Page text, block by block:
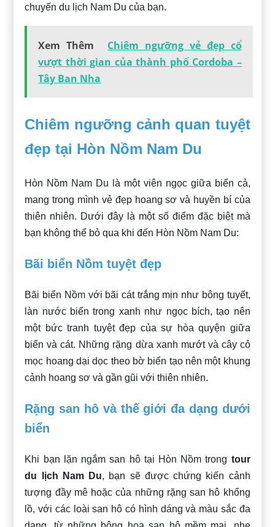
chuyến du lịch Nam Du của bạn.
Xem Thêm
Chiêm ngưỡng vẻ đẹp cổ
vượt thời gian của thành phố Cordoba –
Tây Ban Nha
Chiêm ngưỡng cảnh quan tuyệt
đẹp tại Hòn Nồm Nam Du
Hòn Nồm Nam Du là một viên ngọc giữa biển cả,
mang trong mình vẻ đẹp hoang sơ và huyền bí của
thiên nhiên. Dưới đây là một số điểm đặc biệt mà
bạn không thể bỏ qua khi đến Hòn Nồm Nam Du:
Bãi biển Nồm tuyệt đẹp
Bãi biển Nồm với bãi cát trắng mịn như bông tuyết,
làn nước biển trong xanh như ngọc bích, tạo nên
một bức tranh tuyệt đẹp của sự hòa quyện giữa
biển và cát. Những rặng dừa xanh mướt và cây cỏ
mọc hoang dại dọc theo bờ biển tạo nên một khung
cảnh hoang sơ và gần gũi với thiên nhiên.
Rặng san hô và thế giới đa dạng dưới
biển
Khi bạn lặn ngắm san hô tại Hòn Nồm trong tour
du lịch Nam Du, bạn sẽ được chứng kiến cảnh
tượng đầy mê hoặc của những rặng san hô khổng
lồ, với các loài san hô có hình dáng và màu sắc đa